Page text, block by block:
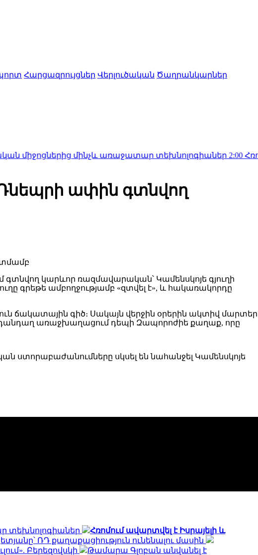
Հարցազրույցներ Վերլուծական Ծաղրանկարներ
մինչև առաջատար տեխնոլոգիաներ2:00Հռոմում
Դնեպրի ափին գտնվող
գտնվող կարևոր ռազմավարական՝ Կամենսկոյե գյուղի
գրեթե ամբողջությամբ «զտվել է», և հակառակորդը
ճակատային գիծ։ Սակայն վերջին օրերին ակտիվ մարտեր
դանդաղ առաջխաղացում դեպի Զապորոժիե քաղաք, որը
ստորաբաժանումները սկսել են նահանջել Կամենսկոյե
տեխնոլոգիաներ
Հռոմում ավարտվել է Իսրայելի և
ՌԴ քաղաքացիություն ունենալու մասին
Բերեզովսկի
Թամարա Գլոբան անվանել է